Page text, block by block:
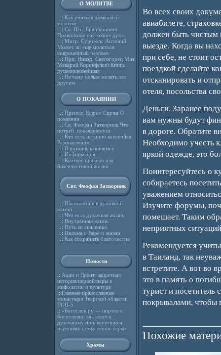
О МОЛИТВЕ
.: Как учиться домашней
молитве
.: Св. Игн. Брянчанинов
Правильное состояние духа
.: Митр. Сурожск. Антоний
Может ли еще молиться
современный человек
.: Прп. Никод. Святогорец Мит.
Макарий Коринфский Книга
душеполезнейшая
.: Почему нельзя желать зла
другим
О ПОКАЯНИИ
.: Препод. Ефрем Сирин О
покаянии
.: Св. Феофан Затворник Что
потреб. покаявшемуся
.: Кто есть истинно кающийся.
Размышления
.: В помощь кающимся
.: Информация
.: Краткое правило для
благочестивой жизни
Свт. Феофан Затворник
.: Наставления в духовной
жизни
.: Что есть духовная жизнь
.: Внутренняя жизнь
.: Путь ко спасению
.: Письма о Вере и жизни
.: Как сохранить благочестие
Новости
.: Адам и Лилит: запретная
история первой пары в
мифологии и культуре
.: Главные православные
монастыри Тверской области:
ТОП-5
.: «Богослов.ру — портал о
богословии как ключ к
духовному просвещению и
научному осмыслению веры»
Храмы
Во всех своих
авиабилете,
должен быть чистым
выезде. Когда вы
при себе, не стоит
поездкой сделайте
отсканировать и
отеля, посольства
Деньги. Заранее
вам нужны будут
в дороге. Обратите
Необходимо учесть
яркой одежде, это
Поинтересуйтесь о
собираетесь
уважением
Изучите форумы,
помешает. Таким
неприятных
Рекомендуется
в Таиланд, так
встретите. А вот во
это в память о
турист и посетитель
покрывалами, чтобы
Похожие